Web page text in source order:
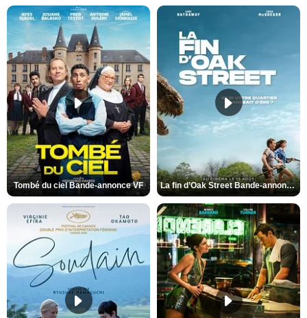
Tombé du ciel Bande-annonce VF La fin d’Oak Street Bande-annonce VO STFR